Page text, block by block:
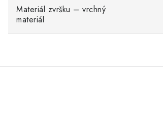
Materiál zvršku – vrchný
materiál